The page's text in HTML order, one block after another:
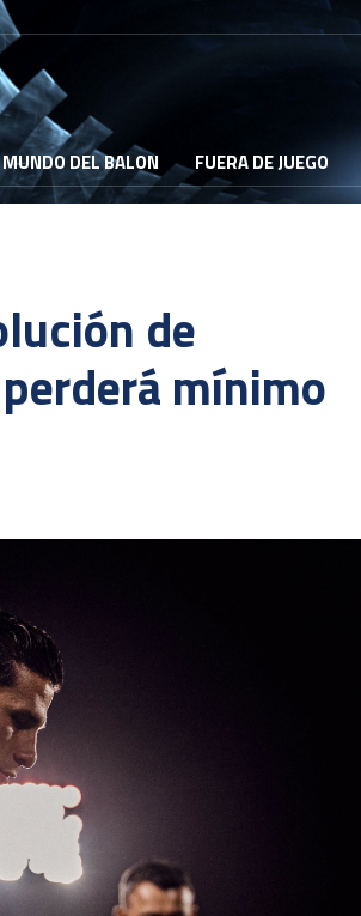
MUNDO DEL BALON FUERA DE JUEGO
de
mínimo